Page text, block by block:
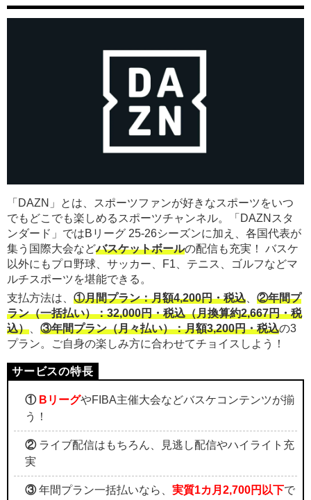
「DAZN」とは、スポーツファンが好きなスポーツをいつ
でもどこでも楽しめるスポーツチャンネル。「DAZNスタ
ンダード」ではBリーグ 25-26シーズンに加え、各国代表が
集う国際大会などバスケットボールの配信も充実！ バスケ
以外にもプロ野球、サッカー、F1、テニス、ゴルフなどマ
ルチスポーツを堪能できる。
支払方法は、 ①月間プラン：月額4,200円・税込、 ②年間プ
ラン（一括払い）：32,000円・税込（月換算約2,667円・税
込）、 ③年間プラン（月々払い）：月額3,200円・税込の3
プラン。ご自身の楽しみ方に合わせてチョイスしよう！
① BリーグやFIBA主催大会などバスケコンテンツが揃
う！
②ライブ配信はもちろん、見逃し配信やハイライト充
実
③年間プラン一括払いなら、 実質1カ月2,700円以下で